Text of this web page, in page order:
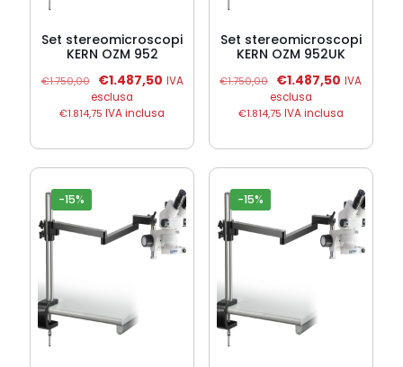
Set stereomicroscopi
KERN OZM 952
€1.750,00
Il
prezzo
originale
€1.487,50Il
attuale
€1.487,50.
IVA
esclusa
€1.814,75 IVA inclusa
Set stereomicroscopi
KERN OZM 952UK
€1.750,00
Il
prezzo
originale
€1.487,50 Il
attuale
€1.487,50.
IVA
esclusa
€1.814,75 IVA inclusa
-15% -15%